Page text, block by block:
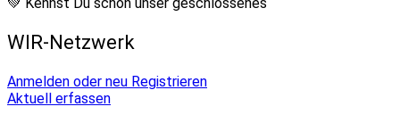
WIR-Netzwerk
Anmelden oder neu Registrieren
Aktuell erfassen